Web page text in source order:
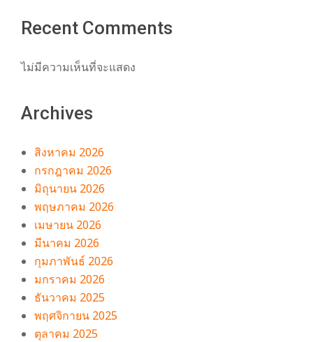
Recent Comments
ไม่มีความเห็นที่จะแสดง
Archives
สิงหาคม 2026
กรกฎาคม 2026
มิถุนายน 2026
พฤษภาคม 2026
เมษายน 2026
มีนาคม 2026
กุมภาพันธ์ 2026
มกราคม 2026
ธันวาคม 2025
พฤศจิกายน 2025
ตุลาคม 2025